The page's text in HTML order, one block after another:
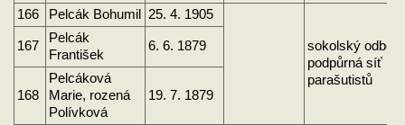
166
Pelcák Bohumil 25. 4. 1905
sokolský odboj
podpůrná síť
parašutistů
167
Pelcák
František
6. 6. 1879
168
Pelcáková
Marie, rozená
Polívková
19. 7. 1879